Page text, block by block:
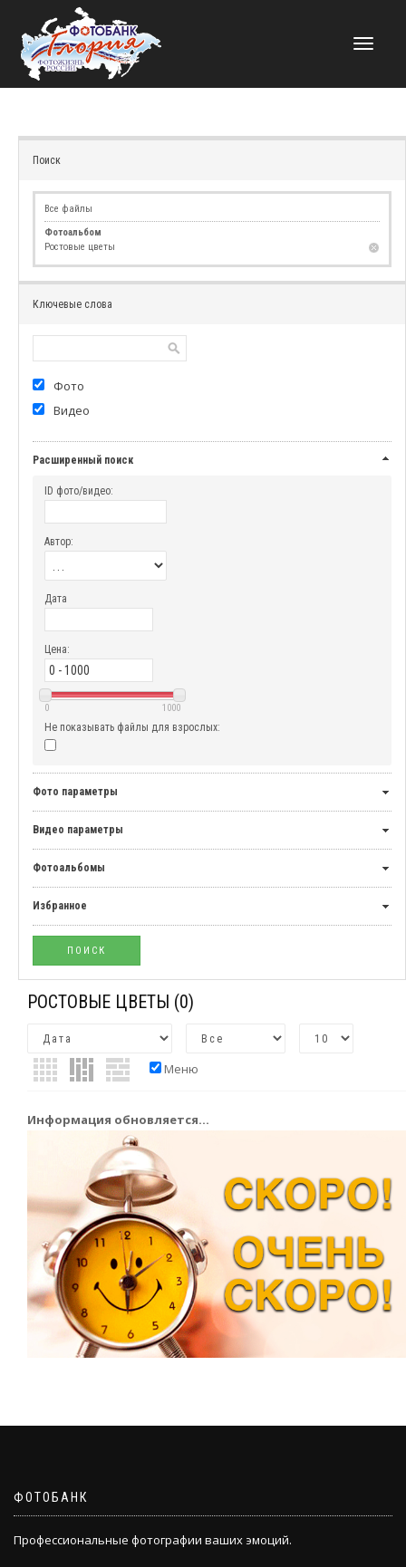
НАВИГАЦИЯ
Поиск
Все файлы
Фотоальбом
Ростовые цветы
Ключевые слова
Фото
Видео
Расширенный поиск
ID фото/видео:
Автор:
Дата
Цена:
0 1000
Не показывать файлы для взрослых:
Фото параметры
Видео параметры
Фотоальбомы
Избранное
РОСТОВЫЕ ЦВЕТЫ (0)
Меню
Информация обновляется...
ФОТОБАНК
Профессиональные фотографии ваших эмоций.